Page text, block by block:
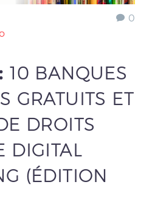
0
10 BANQUES
GRATUITS ET
DROITS
DIGITAL
(ÉDITION